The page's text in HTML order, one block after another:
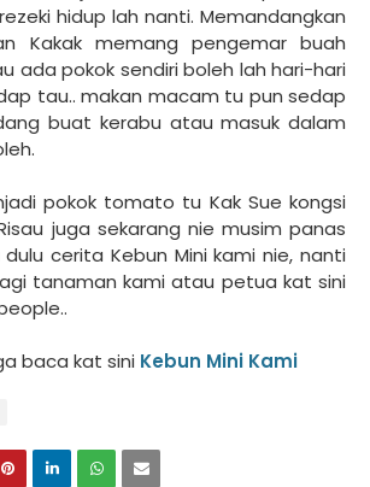
hidup lah nanti. Memandangkan
Kakak memang pengemar buah
ada pokok sendiri boleh lah hari-hari
tau.. makan macam tu pun sedap
buat kerabu atau masuk dalam
pokok tomato tu Kak Sue kongsi
juga sekarang nie musim panas
dulu cerita Kebun Mini kami nie, nanti
tanaman kami atau petua kat sini
baca kat sini Kebun Mini Kami